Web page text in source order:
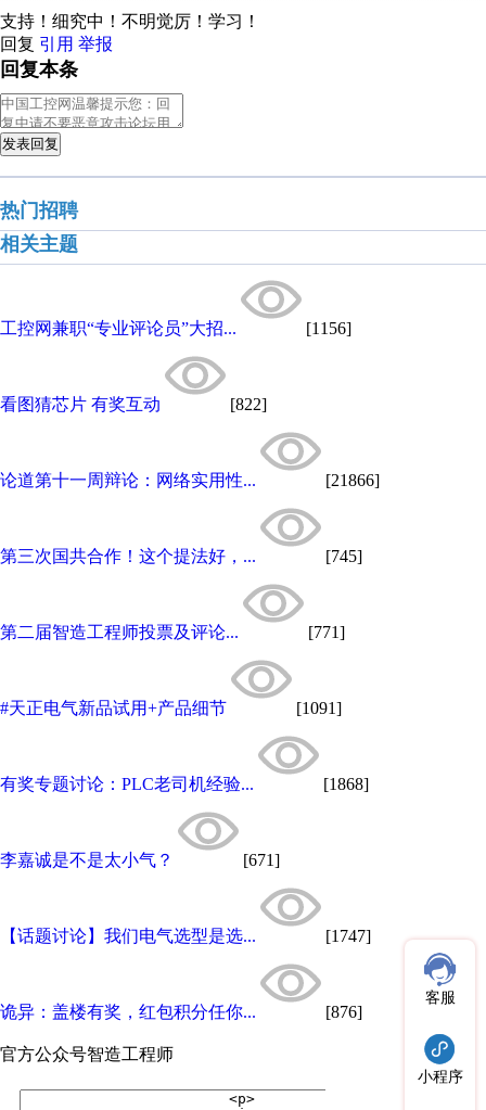
支持！细究中！不明觉厉！学习！
回复 引用 举报
回复本条
发表回复
热门招聘
相关主题
工控网兼职“专业评论员”大招... [1156]
看图猜芯片 有奖互动 [822]
论道第十一周辩论：网络实用性... [21866]
第三次国共合作！这个提法好，... [745]
第二届智造工程师投票及评论... [771]
#天正电气新品试用+产品细节 [1091]
有奖专题讨论：PLC老司机经验... [1868]
李嘉诚是不是太小气？ [671]
【话题讨论】我们电气选型是选... [1747]
诡异：盖楼有奖，红包积分任你... [876]
官方公众号智造工程师
客服
小程序